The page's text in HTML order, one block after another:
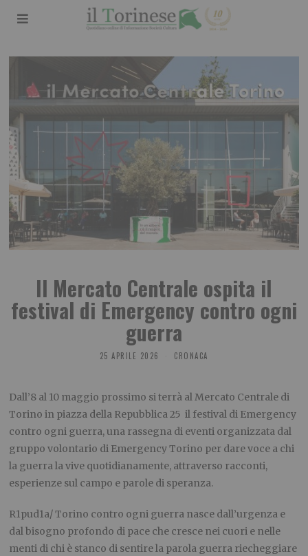
Il Mercato Centrale ospita il
festival di Emergency contro ogni
guerra
25 APRILE 2026 CRONACA
Dall’8 al 10 maggio prossimo si terrà al Mercato Centrale di
Torino in piazza della Repubblica 25 il festival di Emergency
contro ogni guerra, una rassegna di eventi organizzata dal
gruppo volontario di Emergency Torino per dare voce a chi
la guerra la vive quotidianamente, attraverso racconti,
esperienze sul campo e parole di speranza.
R1pud1a/ Torino contro ogni guerra nasce dall’urgenza e
dal bisogno profondo di pace che cresce nei cuori e nelle
menti di chi è stanco di sentire la parola guerra riecheggiare